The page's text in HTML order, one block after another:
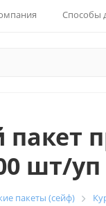
Способы
пакет
шт/уп
пакеты (сейф)